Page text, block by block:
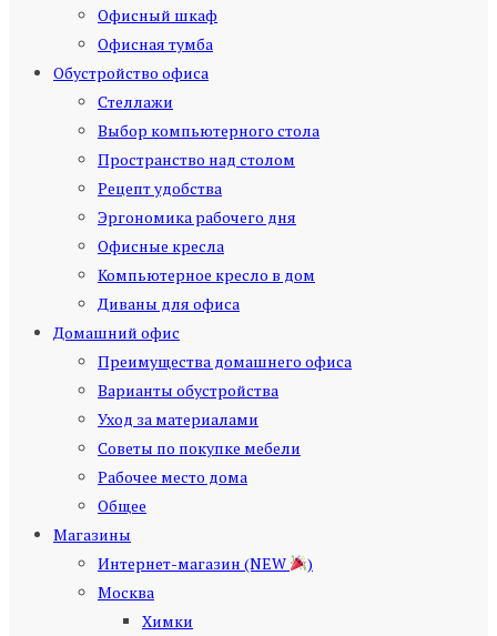
Офисный шкаф
Офисная тумба
Обустройство офиса
Стеллажи
Выбор компьютерного стола
Пространство над столом
Рецепт удобства
Эргономика рабочего дня
Офисные кресла
Компьютерное кресло в дом
Диваны для офиса
Домашний офис
Преимущества домашнего офиса
Варианты обустройства
Уход за материалами
Советы по покупке мебели
Рабочее место дома
Общее
Магазины
Интернет-магазин (NEW
)
Москва
Химки